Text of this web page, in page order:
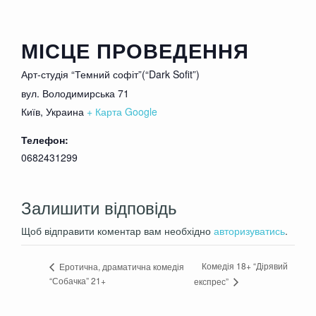
МІСЦЕ ПРОВЕДЕННЯ
Арт-студія “Темний софіт”(“Dark Sofit”)
вул. Володимирська 71
Київ, Украина + Карта Google
Телефон:
0682431299
Залишити відповідь
Щоб відправити коментар вам необхідно авторизуватись.
Еротична, драматична комедія
“Собачка” 21+
Комедія 18+ “Дірявий
експрес”